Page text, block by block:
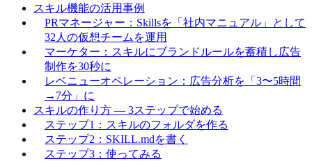
スキル機能の活用事例
PRマネージャー：Skillsを「社内マニュアル」として
32人の仮想チームを運用
マーケター：スキルにブランドルールを蓄積し広告
制作を30秒に
レベニューオペレーション：広告分析を「3〜5時間
→7分」に
スキルの作り方 — 3ステップで始める
ステップ1：スキルのフォルダを作る
ステップ2：SKILL.mdを書く
ステップ3：使ってみる